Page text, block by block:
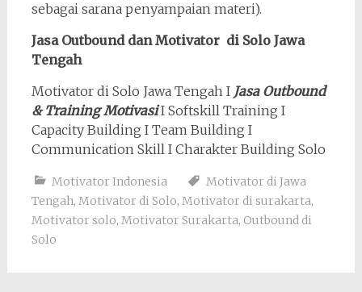
sebagai sarana penyampaian materi).
Jasa Outbound dan Motivator di Solo Jawa
Tengah
Motivator di Solo Jawa Tengah I Jasa Outbound
& Training MotivasiI Softskill Training I
Capacity Building I Team Building I
Communication Skill I Charakter Building Solo
Motivator Indonesia
Motivator di Jawa
Tengah, Motivator di Solo, Motivator di surakarta,
Motivator solo, Motivator Surakarta, Outbound di
Solo